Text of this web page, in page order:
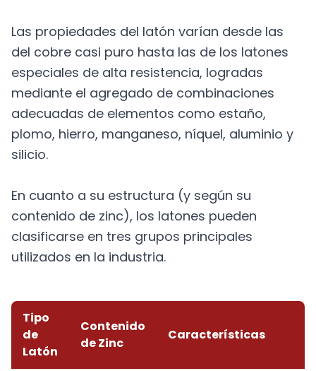
Las propiedades del latón varían desde las
del cobre casi puro hasta las de los latones
especiales de alta resistencia, logradas
mediante el agregado de combinaciones
adecuadas de elementos como estaño,
plomo, hierro, manganeso, níquel, aluminio y
silicio.
En cuanto a su estructura (y según su
contenido de zinc), los latones pueden
clasificarse en tres grupos principales
utilizados en la industria.
Tipo
de
Latón
Contenido
de Zinc
Características